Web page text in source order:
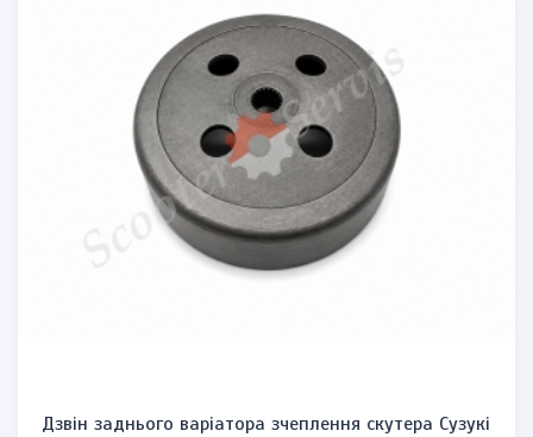
Дзвін заднього варіатора зчеплення скутера Сузукі